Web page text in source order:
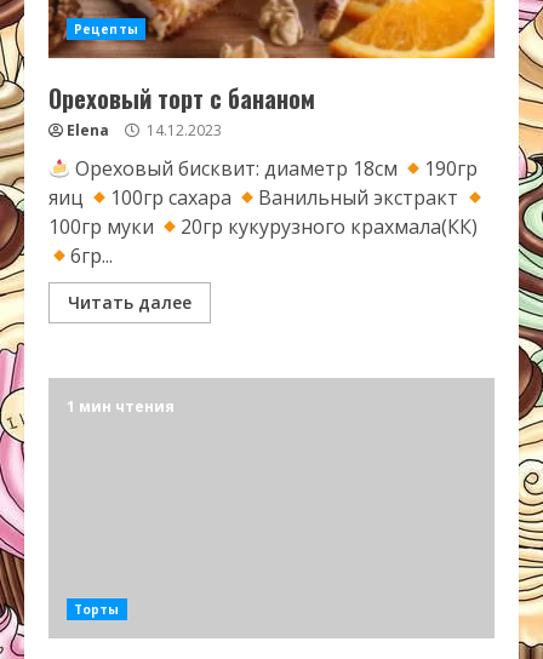
Рецепты
Ореховый торт с бананом
Elena 14.12.2023
Ореховый бисквит: диаметр 18см
190гр
яиц
100гр сахара
Ванильный экстракт
100гр муки
20гр кукурузного крахмала(КК)
6гр...
Читать далее
1 мин чтения
Торты